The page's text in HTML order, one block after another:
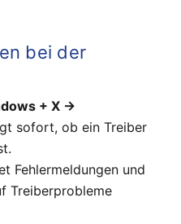
bei der
+ X →
sofort, ob ein Treiber
Fehlermeldungen und
Treiberprobleme